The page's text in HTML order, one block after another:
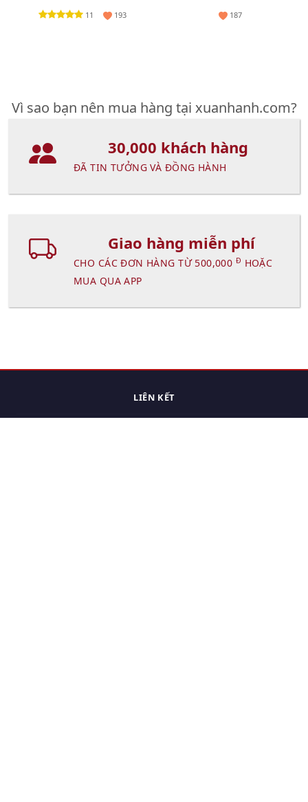
(New)
11 193 187
Vì sao bạn nên mua hàng tại xuanhanh.com?
30,000 khách hàng
ĐÃ TIN TƯỞNG VÀ ĐỒNG HÀNH
Giao hàng miễn phí
CHO CÁC ĐƠN HÀNG TỪ 500,000 Đ HOẶC
MUA QUA APP
LIÊN KẾT